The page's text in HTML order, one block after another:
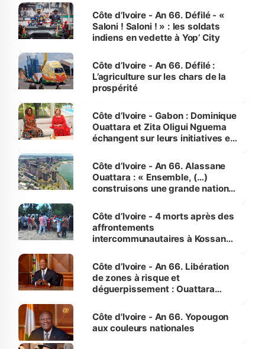
Côte d’Ivoire - An 66. Défilé - «
Saloni ! Saloni ! » : les soldats
indiens en vedette à Yop’ City
Côte d’Ivoire - An 66. Défilé :
L’agriculture sur les chars de la
prospérité
Côte d’Ivoire - Gabon : Dominique
Ouattara et Zita Oligui Nguema
échangent sur leurs initiatives en
enfants
Côte d’Ivoire - An 66. Alassane
Ouattara : « Ensemble, (…)
construisons une grande nation
générations futures »
Côte d’Ivoire - 4 morts après des
affrontements
intercommunautaires à Kossandji
milieu des sinistrés
Côte d’Ivoire - An 66. Libération
de zones à risque et
déguerpissement : Ouattara
l'Etat de droit pour préserver les
vies humaines »
Côte d'Ivoire - An 66. Yopougon
aux couleurs nationales